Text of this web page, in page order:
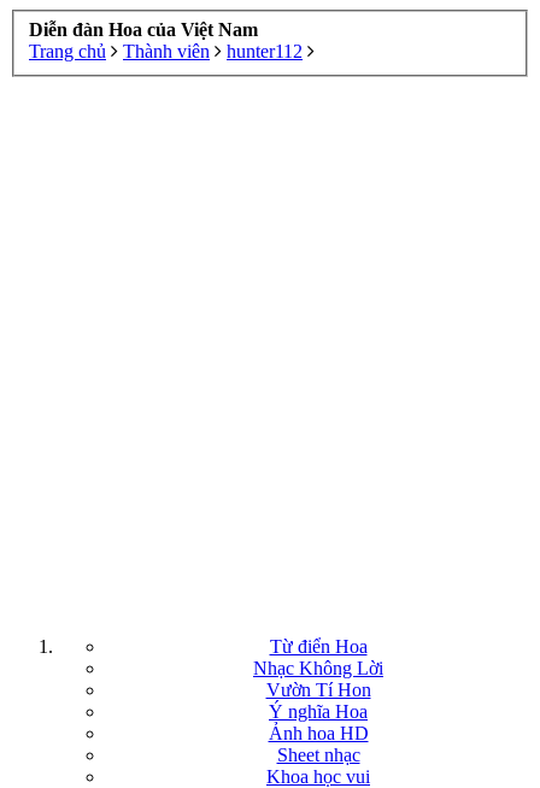
Diễn đàn Hoa của Việt Nam
Trang chủ
Thành viên hunter112
Từ điển Hoa
Nhạc Không Lời
Vườn Tí Hon
Ý nghĩa Hoa
Ảnh hoa HD
Sheet nhạc
Khoa học vui